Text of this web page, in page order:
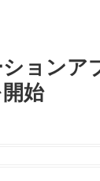
ョンア
始